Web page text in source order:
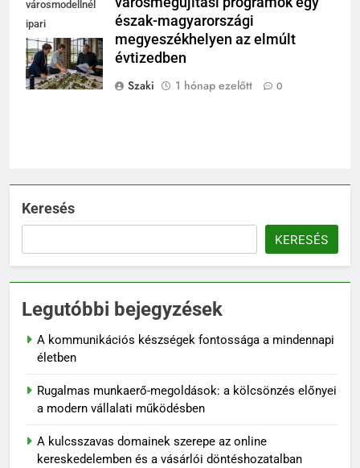
városmodellnél
ipari
csarnokban,
integrált területi
program
észak-magyarországi
megyeszékhelyen az elmúlt
évtizedben
Szaki
1 hónap ezelőtt 0
Keresés
KERESÉS
Legutóbbi bejegyzések
A kommunikációs készségek fontossága a mindennapi
életben
Rugalmas munkaerő-megoldások: a kölcsönzés előnyei
a modern vállalati működésben
A kulcsszavas domainek szerepe az online
kereskedelemben és a vásárlói döntéshozatalban